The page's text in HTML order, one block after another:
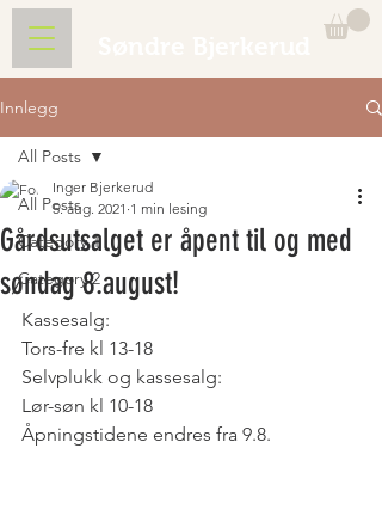
Innlegg
All Posts
Category 1
Category 2
All Posts
Gårdsutsalget er åpent til og med
søndag 8.august!
Inger Bjerkerud
5. aug. 2021 1 min lesing
Kassesalg:
Tors-fre kl 13-18
Selvplukk og kassesalg:
Lør-søn kl 10-18
Åpningstidene endres fra 9.8.